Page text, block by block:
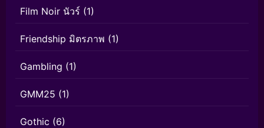
Film Noir นัวร์ (1)
Friendship มิตรภาพ (1)
Gambling (1)
GMM25 (1)
Gothic (6)